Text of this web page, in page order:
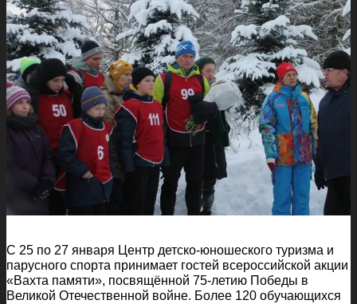
С 25 по 27 января Центр детско-юношеского туризма и
парусного спорта принимает гостей всероссийской акции
«Вахта памяти», посвящённой 75-летию Победы в
Великой Отечественной войне. Более 120 обучающихся